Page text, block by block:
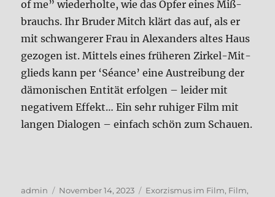
of me” wie­der­hol­te, wie das Opfer eines Miß­
brauchs. Ihr Bru­der Mitch klärt das auf, als er
mit schwan­ge­rer Frau in Alex­an­ders altes Haus
gezo­gen ist. Mit­tels eines frü­he­ren Zir­kel-Mit­
glieds kann per ‘Séan­ce’ eine Aus­trei­bung der
dämo­ni­schen Enti­tät erfol­gen – lei­der mit
nega­ti­vem Effekt… Ein sehr ruhi­ger Film mit
lan­gen Dia­lo­gen – ein­fach schön zum Schau­en.
Autor
admin
Veröffentlicht
November 14, 2023 Kategorien
Exorzismus im Film, Film,